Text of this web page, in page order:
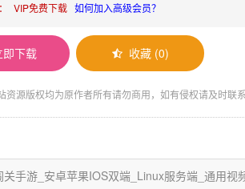
VIP免费下载 如何加入高级会员？
即下载 收藏 (0)
资源版权均为原作者所有请勿商用，如有侵权请及时联
手游_安卓苹果IOS双端_Linux服务端_通用视